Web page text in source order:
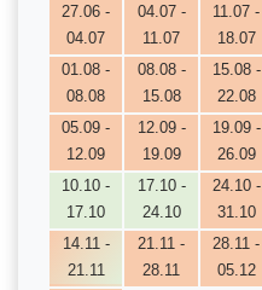
27.06 -
04.07
04.07 -
11.07
11.07 -
18.07
01.08 -
08.08
08.08 -
15.08
15.08 -
22.08
05.09 -
12.09
12.09 -
19.09
19.09 -
26.09
10.10 -
17.10
17.10 -
24.10
24.10 -
31.10
14.11 -
21.11
21.11 -
28.11
28.11 -
05.12